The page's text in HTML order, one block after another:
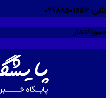
تلفن: 02188501653
مجوز انتشار